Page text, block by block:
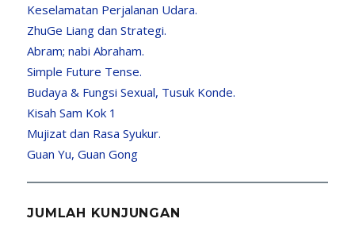
Keselamatan Perjalanan Udara.
ZhuGe Liang dan Strategi.
Abram; nabi Abraham.
Simple Future Tense.
Budaya & Fungsi Sexual, Tusuk Konde.
Kisah Sam Kok 1
Mujizat dan Rasa Syukur.
Guan Yu, Guan Gong
JUMLAH KUNJUNGAN